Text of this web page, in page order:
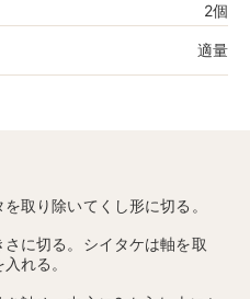
2個
適量
取り除いてくし形に切る。
に切る。シイタケは軸を取
れる。